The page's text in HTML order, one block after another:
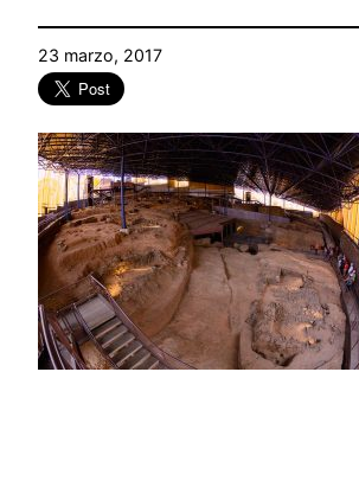
23 marzo, 2017